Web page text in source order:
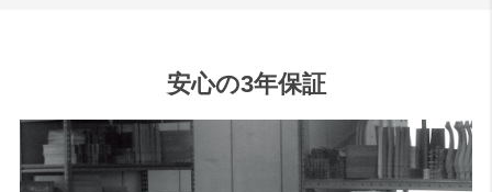
安心の3年保証